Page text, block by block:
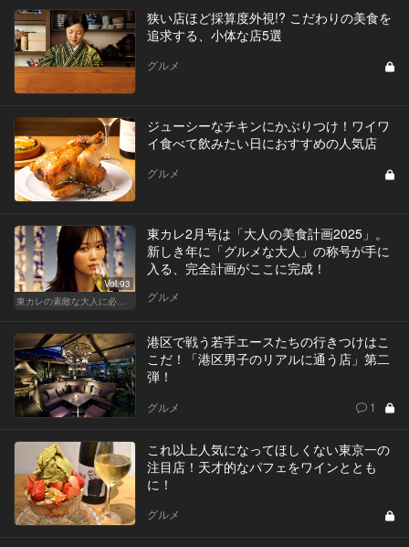
狭い店ほど採算度外視!? こだわりの美食を
追求する、小体な店5選
グルメ
ジューシーなチキンにかぶりつけ！ワイワ
イ食べて飲みたい日におすすめの人気店
グルメ
Vol.93
東カレの素敵な大人に必要なこと
東カレ2月号は「大人の美食計画2025」。
新しき年に「グルメな大人」の称号が手に
入る、完全計画がここに完成！
グルメ
港区で戦う若手エースたちの行きつけはこ
こだ！「港区男子のリアルに通う店」第二
弾！
グルメ 1
これ以上人気になってほしくない東京一の
注目店！天才的なパフェをワインととも
に！
グルメ